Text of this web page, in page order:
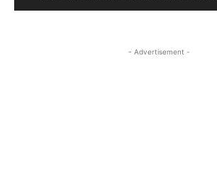
- Advertisement -